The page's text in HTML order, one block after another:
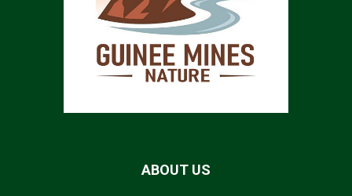
ABOUT US